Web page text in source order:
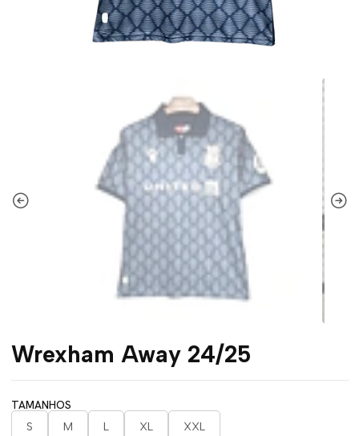
Wrexham Away 24/25
TAMANHOS
S
M L XL
XXL